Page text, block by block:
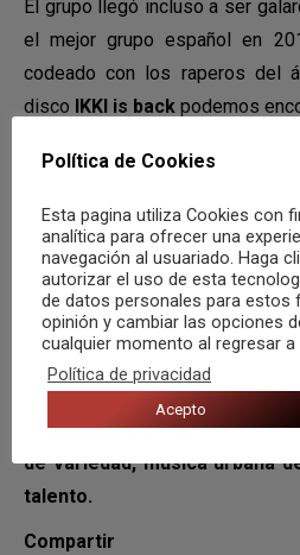
El grupo llegó incluso a ser
el mejor grupo español en
codeado con los raperos del
disco IKKI is back podemos
el mundo del hip-hop de
freestyle, destacando por su
grupoMISMOconMhoro. Su
y ha colaborado con multitud
nacional, como en su último
ArkanooWaor.
De este festival podemos
de variedad, música urbana
talento.
Compartir
Política de Cookies
Esta pagina utiliza Cookies con
analítica para ofrecer una
navegación al usuariado. Haga
autorizar el uso de esta
de datos personales para estos
opinión y cambiar las opciones
cualquier momento al regresar a
Política de privacidad
Acepto